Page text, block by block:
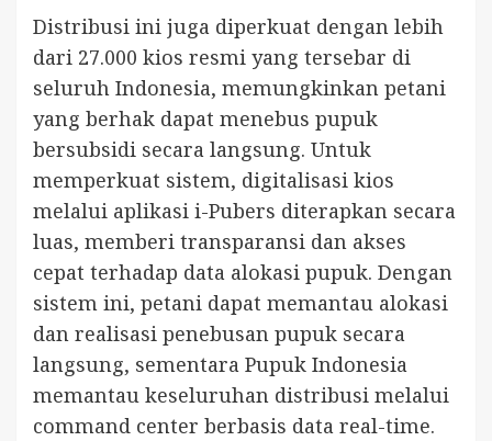
Distribusi ini juga diperkuat dengan lebih
dari 27.000 kios resmi yang tersebar di
seluruh Indonesia, memungkinkan petani
yang berhak dapat menebus pupuk
bersubsidi secara langsung. Untuk
memperkuat sistem, digitalisasi kios
melalui aplikasi i-Pubers diterapkan secara
luas, memberi transparansi dan akses
cepat terhadap data alokasi pupuk. Dengan
sistem ini, petani dapat memantau alokasi
dan realisasi penebusan pupuk secara
langsung, sementara Pupuk Indonesia
memantau keseluruhan distribusi melalui
command center berbasis data real-time.